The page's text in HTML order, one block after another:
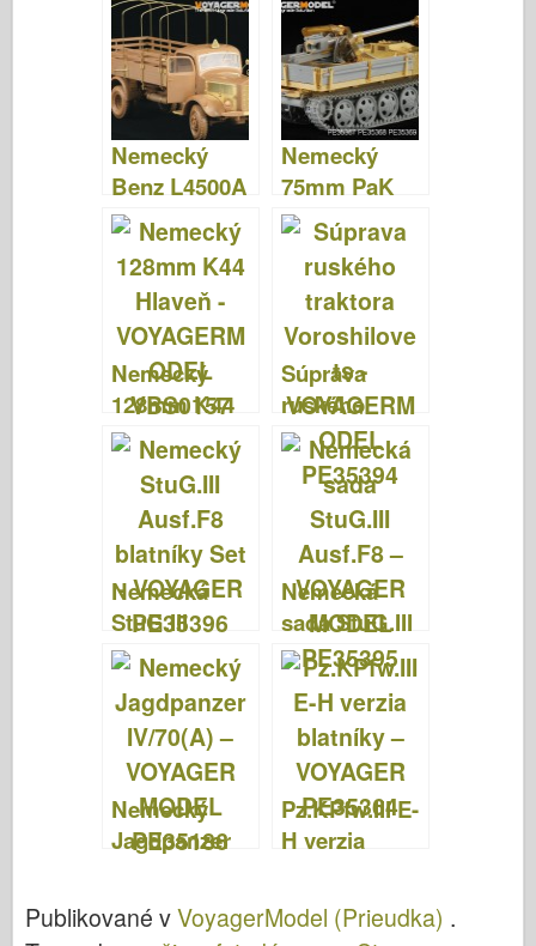
C(VK601) –
VoyagerMode
l PE35433
12 (pre
Zvezda 3607)
– VOYAGER
MODEL
PE35093
Nemecký
Benz L4500A
kamión –
VOYAGER
MODEL
PE354071
Nemecký
75mm PaK
40/4 auf Steyr
RSO basic –
VOYAGER
MODEL
PE35367
Nemecký
128mm K44
Hlaveň –
VOYAGERMO
DEL VBS0157
Súprava
ruského
traktora
Voroshilovets
VOYAGERMO
DEL PE35394
Nemecká
StuG.III
Ausf.F8
blatníky Set –
VOYAGER
PE35396
Nemecká
sada StuG.III
Ausf.F8 –
VOYAGER
MODEL
PE35395
Nemecký
Jagdpanzer
VOYAGER
MODEL
Pz.KPfw.III E-
H verzia
VOYAGER
PE35364
Publikované vVoyagerModel (Prieudka) .